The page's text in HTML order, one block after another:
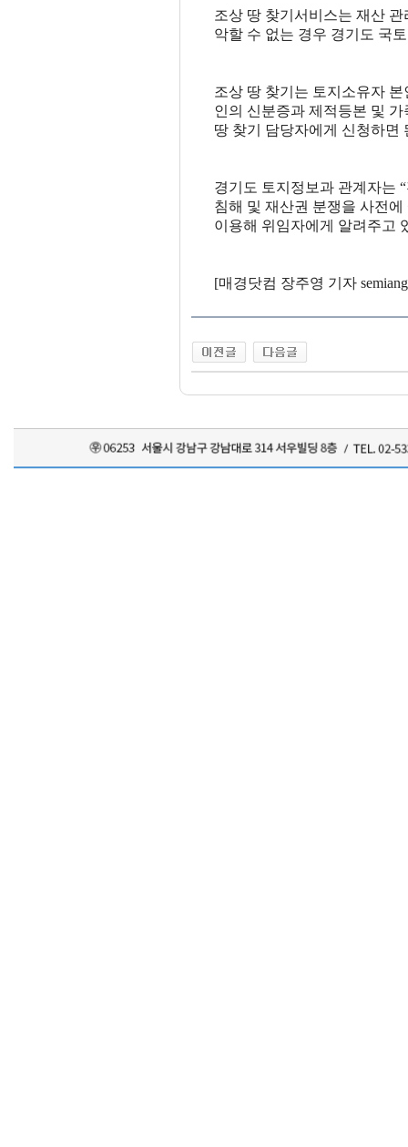
조상 땅 찾기서비스는 재산
악할 수 없는 경우 경기도 국
조상 땅 찾기는 토지소유자
인의 신분증과 제적등본 및
땅 찾기 담당자에게 신청하면
경기도 토지정보과 관계자는
침해 및 재산권 분쟁을 사전에
이용해 위임자에게 알려주고
[매경닷컴 장주영 기자